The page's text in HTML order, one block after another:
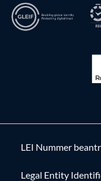
LEI Nummer
Legal Entity